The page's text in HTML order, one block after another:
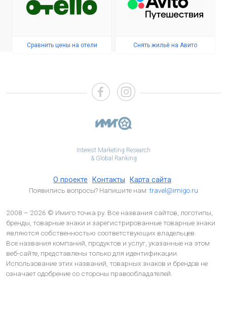
Сравнить цены на отели Снять жильё на Авито
Interest Marketing Research
& Global Ranking
О проекте Контакты Карта сайта
Появились вопросы? Напишите нам:travel@imigo.ru
2008 – 2026 © Имиго точка ру. Все названия сайтов, логотипы,
бренды, товарные знаки и зарегистрированные товарные знаки
являются собственностью соответствующих владельцев.
Все названия компаний, продуктов и услуг, указанные на этом
веб-сайте, представлены только для идентификации.
Использование этих названий, товарных знаков и брендов не
означает одобрение со стороны правообладателей.